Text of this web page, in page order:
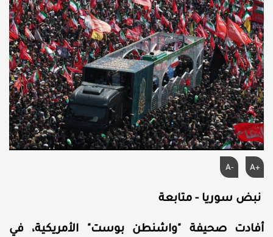
A+
A-
نبض سوريا - متابعة
أفادت صحيفة "واشنطن بوست" الأمريكية، في